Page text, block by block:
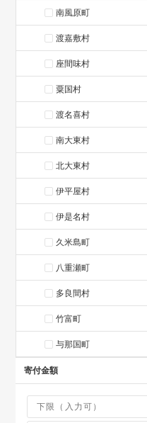
南風原町
渡嘉敷村
座間味村
粟国村
渡名喜村
南大東村
北大東村
伊平屋村
伊是名村
久米島町
八重瀬町
多良間村
竹富町
与那国町
寄付金額